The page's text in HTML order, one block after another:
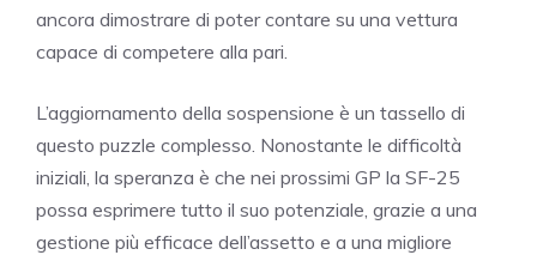
ancora dimostrare di poter contare su una vettura
capace di competere alla pari.
L’aggiornamento della sospensione è un tassello di
questo puzzle complesso. Nonostante le difficoltà
iniziali, la speranza è che nei prossimi GP la SF-25
possa esprimere tutto il suo potenziale, grazie a una
gestione più efficace dell’assetto e a una migliore